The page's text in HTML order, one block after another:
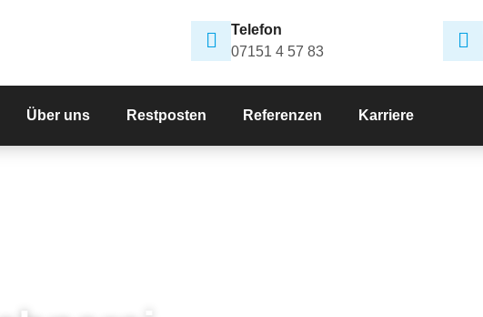
Telefon
07151 4 57 83
Über uns Restposten Referenzen Karriere